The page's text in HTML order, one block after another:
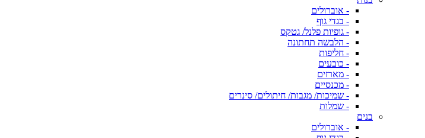
- אוברולים
- בגדי גוף
- גופיות פלנל/ גטקס
- הלבשה תחתונה
- חליפות
- כובעים
- מארזים
- מכנסיים
- שמיכות/ מגבות/ חיתולים/ סינרים
- שמלות
בנים
- אוברולים